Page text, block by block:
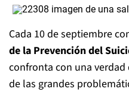
Cada 10 de septiembre
de la Prevención del
confronta con una
de las grandes